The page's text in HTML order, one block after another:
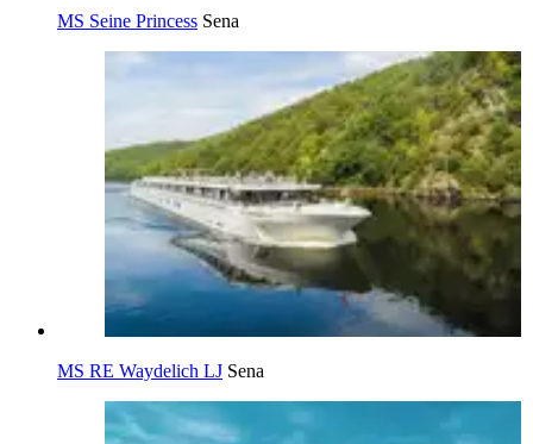
MS Seine Princess Sena
MS RE Waydelich LJ Sena